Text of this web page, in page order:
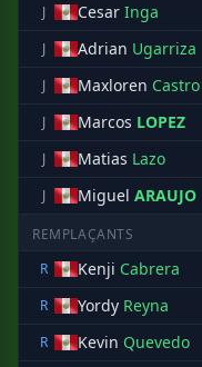
J
Cesar Inga
J
Adrian Ugarriza
J
Maxloren Castro
J
Marcos LOPEZ
J
Matias Lazo
J
Miguel ARAUJO
REMPLAÇANTS
R
Kenji Cabrera
R
Yordy Reyna
R
Kevin Quevedo